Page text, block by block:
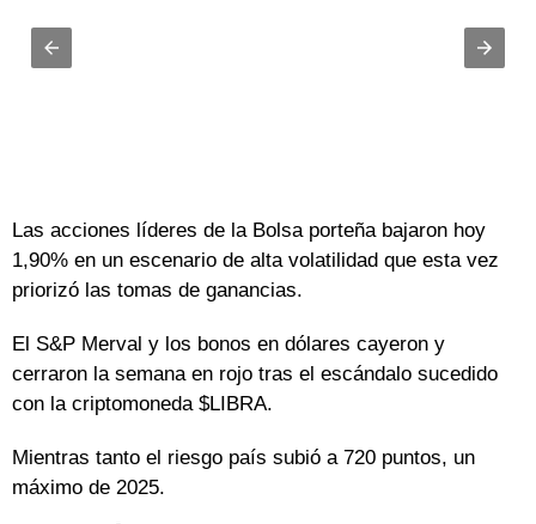
Las acciones líderes de la Bolsa porteña bajaron hoy
1,90% en un escenario de alta volatilidad que esta vez
priorizó las tomas de ganancias.
El S&P Merval y los bonos en dólares cayeron y
cerraron la semana en rojo tras el escándalo sucedido
con la criptomoneda $LIBRA.
Mientras tanto el riesgo país subió a 720 puntos, un
máximo de 2025.